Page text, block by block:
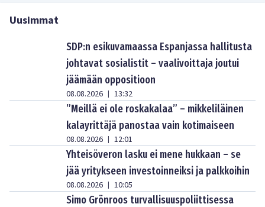
Uusimmat
SDP:n esikuvamaassa Espanjassa hallitusta
johtavat sosialistit – vaalivoittaja joutui
jäämään oppositioon
08.08.2026 | 13:32
”Meillä ei ole roskakalaa” – mikkeliläinen
kalayrittäjä panostaa vain kotimaiseen
08.08.2026 | 12:01
Yhteisöveron lasku ei mene hukkaan – se
jää yritykseen investoinneiksi ja palkkoihin
08.08.2026 | 10:05
Simo Grönroos turvallisuuspoliittisessa